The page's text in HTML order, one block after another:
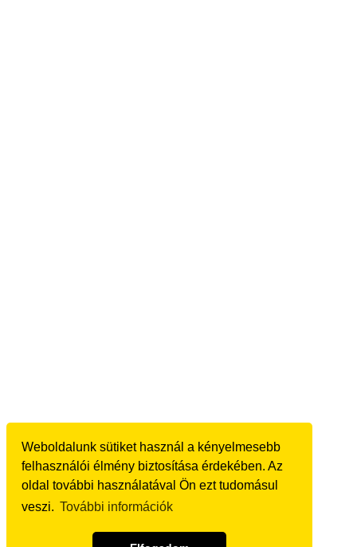
Weboldalunk sütiket használ a kényelmesebb
felhasználói élmény biztosítása érdekében. Az
oldal további használatával Ön ezt tudomásul
veszi. További információk